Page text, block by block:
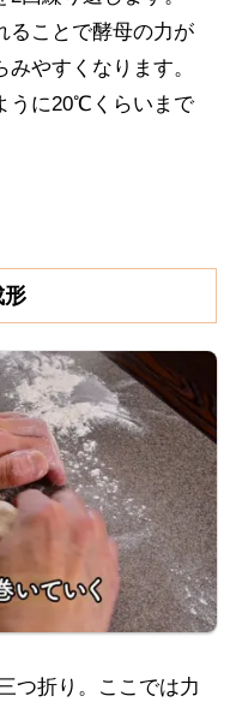
ることで酵母の力が
やすくなります。
うに20℃くらいまで
つ折り。ここでは力